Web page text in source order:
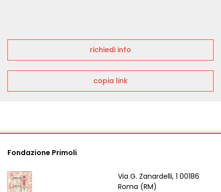
richiedi info
copia link
Fondazione Primoli
Via G. Zanardelli, 1 00186
Roma (RM)